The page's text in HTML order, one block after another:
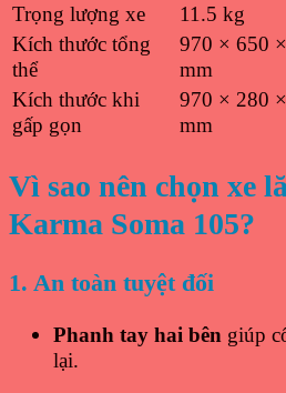
Trọng lượng xe
11.5 kg
Kích thước tổng
thể
970 × 650
mm
Kích thước khi
gấp gọn
970 × 280
mm
Vì sao nên chọn xe
Karma Soma 105?
1. An toàn tuyệt đối
Phanh tay hai bên giúp
lại.